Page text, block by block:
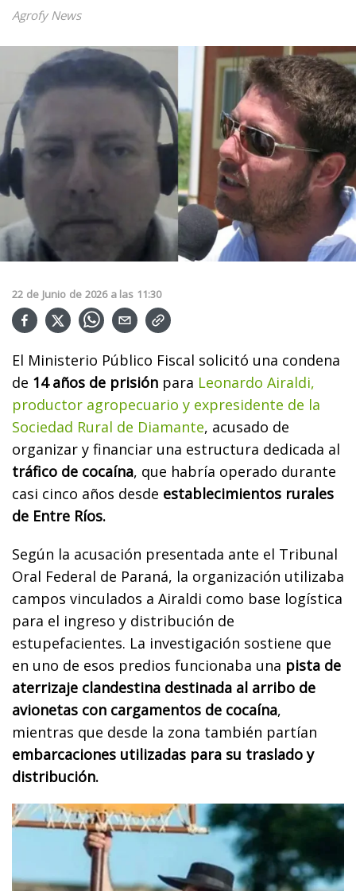
Agrofy News
22 de Junio de 2026 a las 11:30
El Ministerio Público Fiscal solicitó una condena
de 14 años de prisión para Leonardo Airaldi,
productor agropecuario y expresidente de la
Sociedad Rural de Diamante, acusado de
organizar y financiar una estructura dedicada al
tráfico de cocaína, que habría operado durante
casi cinco años desde establecimientos rurales
de Entre Ríos.
Según la acusación presentada ante el Tribunal
Oral Federal de Paraná, la organización utilizaba
campos vinculados a Airaldi como base logística
para el ingreso y distribución de
estupefacientes. La investigación sostiene que
en uno de esos predios funcionaba una pista de
aterrizaje clandestina destinada al arribo de
avionetas con cargamentos de cocaína,
mientras que desde la zona también partían
embarcaciones utilizadas para su traslado y
distribución.